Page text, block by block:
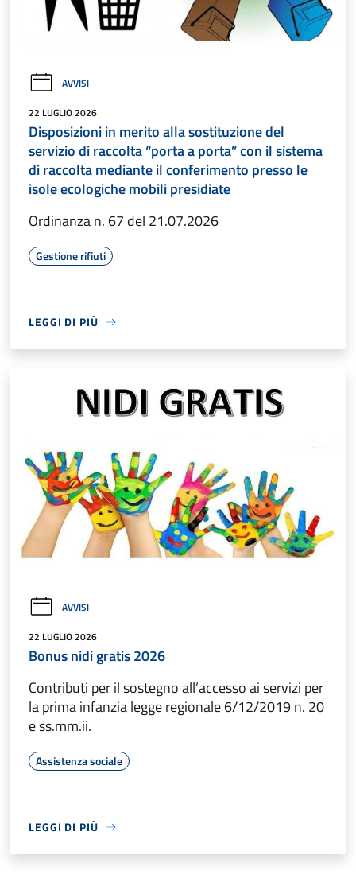
AVVISI
22 LUGLIO 2026
Disposizioni in merito alla sostituzione del
servizio di raccolta “porta a porta” con il sistema
di raccolta mediante il conferimento presso le
isole ecologiche mobili presidiate
Ordinanza n. 67 del 21.07.2026
Gestione rifiuti
LEGGI DI PIÙ
AVVISI
22 LUGLIO 2026
Bonus nidi gratis 2026
Contributi per il sostegno all’accesso ai servizi per
la prima infanzia legge regionale 6/12/2019 n. 20
e ss.mm.ii.
Assistenza sociale
LEGGI DI PIÙ